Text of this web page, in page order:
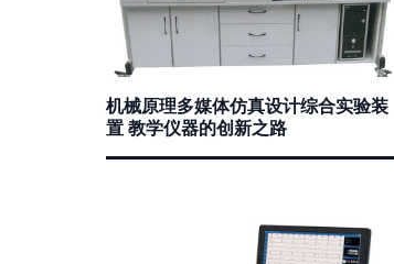
机械原理多媒体仿真设计综合实验装
置 教学仪器的创新之路